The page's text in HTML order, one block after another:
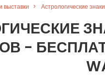
выставки Астрологические
-